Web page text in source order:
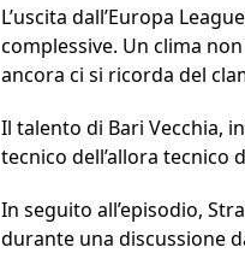
L’uscita dall’Europa
complessive. Un clima
ancora ci si ricorda del
Il talento di Bari Vecchia,
tecnico dell’allora tecnico
In seguito all’episodio,
durante una discussione